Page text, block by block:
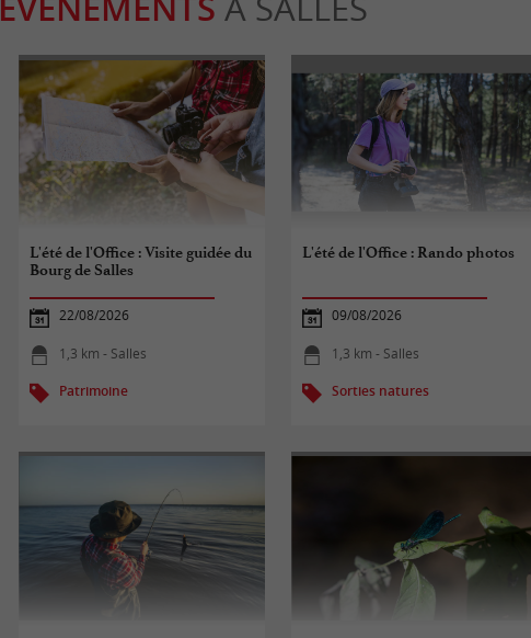
L'été de l'Office : Visite guidée du
Bourg de Salles
22/08/2026
1,3 km - Salles
Patrimoine
L'été de l'Office : Rando photos
09/08/2026
1,3 km - Salles
Sorties natures